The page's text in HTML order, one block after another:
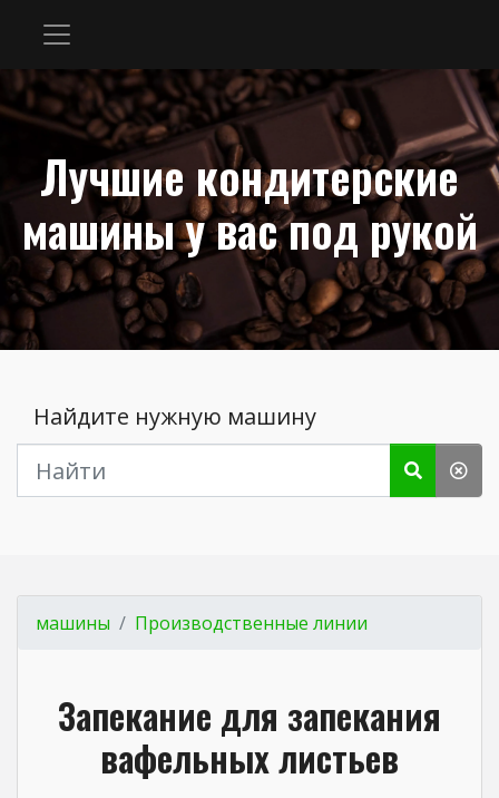
Лучшие кондитерские
машины у вас под рукой
Найдите нужную машину
машины Производственные линии
Запекание для запекания
вафельных листьев